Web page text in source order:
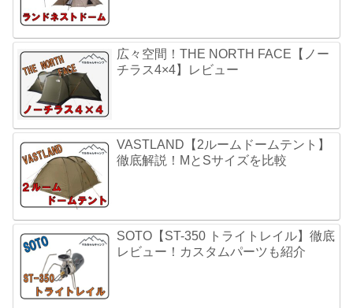
広々空間！THE NORTH FACE【ノー
チラス4×4】レビュー
VASTLAND【2ルームドームテント】
徹底解説！MとSサイズを比較
SOTO【ST-350 トライトレイル】徹底
レビュー！カスタムパーツも紹介